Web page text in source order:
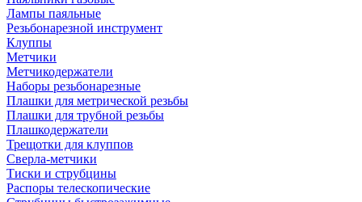
Лампы паяльные
Резьбонарезной инструмент
Клуппы
Метчики
Метчикодержатели
Наборы резьбонарезные
Плашки для метрической резьбы
Плашки для трубной резьбы
Плашкодержатели
Трещотки для клуппов
Сверла-метчики
Тиски и струбцины
Распоры телескопические